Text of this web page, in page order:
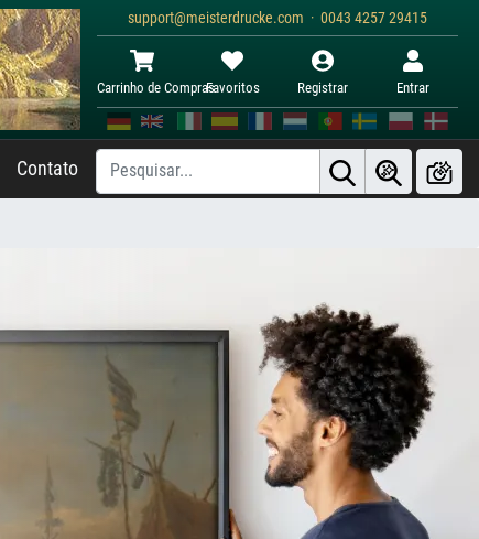
support@meisterdrucke.com · 0043 4257 29415
Carrinho de ComprasFavoritos Registrar Entrar
Contato